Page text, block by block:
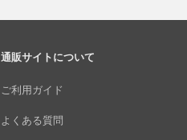
通販サイトについて
ご利用ガイド
よくある質問